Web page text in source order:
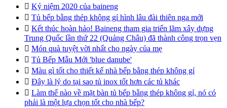
 Kỷ niệm 2020 của baineng
 Tủ bếp bằng thép không gỉ hình lâu đài thiên nga mới
 Kết thúc hoàn hảo! Baineng tham gia triển lãm xây dựng
Trung Quốc lần thứ 22 (Quảng Châu) đã thành công trọn vẹn
 Món quà tuyệt vời nhất cho ngày của mẹ
 Tủ Bếp Mẫu Mới 'blue danube'
 Màu gì tốt cho thiết kế nhà bếp bằng thép không gỉ
 Đây là lý do tại sao tủ inox tốt hơn các tủ khác
 Làm thế nào về mặt bàn tủ bếp bằng thép không gỉ, nó có
phải là một lựa chọn tốt cho nhà bếp?